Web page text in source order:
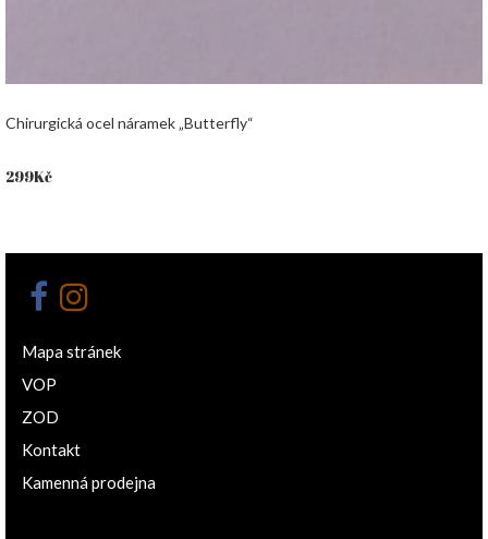
Chirurgická ocel náramek „Butterfly“
299Kč
Mapa stránek
VOP
ZOD
Kontakt
Kamenná prodejna